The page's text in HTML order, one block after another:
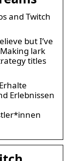
and Twitch
but I’ve
lark
titles
Erlebnissen